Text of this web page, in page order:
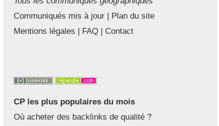
Communiqués mis à jour | Plan du site
Mentions légales | FAQ | Contact
CP les plus populaires du mois
Où acheter des backlinks de qualité ?